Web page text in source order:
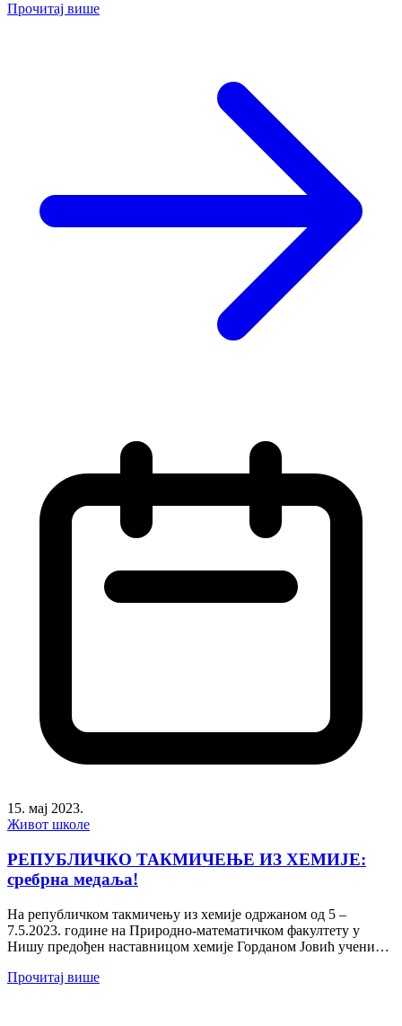
Прочитај више
15. мај 2023.
Живот школе
РЕПУБЛИЧКО ТАКМИЧЕЊЕ ИЗ ХЕМИЈЕ:
сребрна медаља!
На републичком такмичењу из хемије одржаном од 5 –
7.5.2023. године на Природно-математичком факултету у
Нишу предођен наставницом хемије Горданом Јовић ученик
Прочитај више